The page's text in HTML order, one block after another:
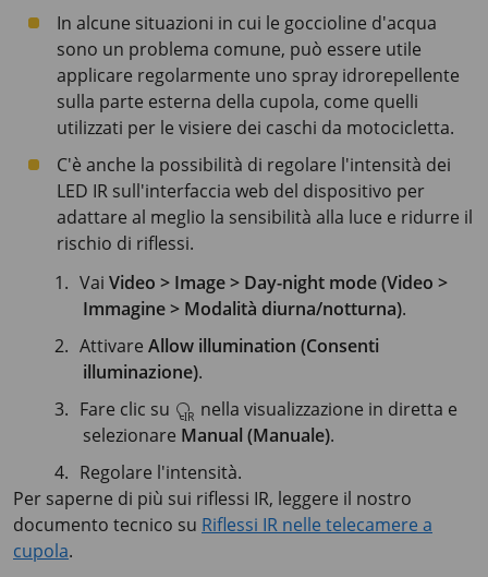
In alcune situazioni in cui le goccioline d'acqua
sono un problema comune, può essere utile
applicare regolarmente uno spray idrorepellente
sulla parte esterna della cupola, come quelli
utilizzati per le visiere dei caschi da motocicletta.
C'è anche la possibilità di regolare l'intensità dei
LED IR sull'interfaccia web del dispositivo per
adattare al meglio la sensibilità alla luce e ridurre il
rischio di riflessi.
VaiVideo > Image > Day-night mode (Video >
Immagine > Modalità diurna/notturna).
AttivareAllow illumination (Consenti
illuminazione).
Fare clic su
nella visualizzazione in diretta e
selezionare Manual (Manuale).
Regolare l'intensità.
Per saperne di più sui riflessi IR, leggere il nostro
documento tecnico su Riflessi IR nelle telecamere a
cupola.